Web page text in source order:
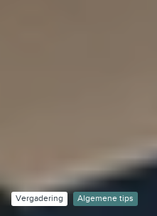
Vergadering Algemene tips